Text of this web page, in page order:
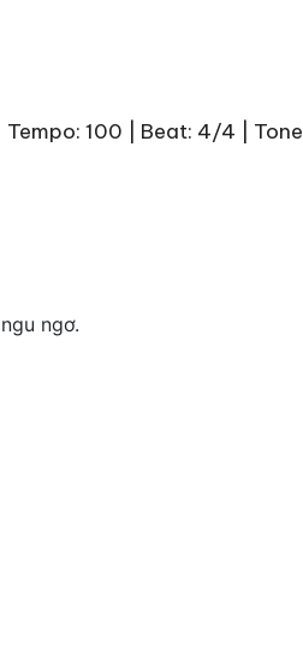
100 | Beat: 4/4 | Tone
ngơ.